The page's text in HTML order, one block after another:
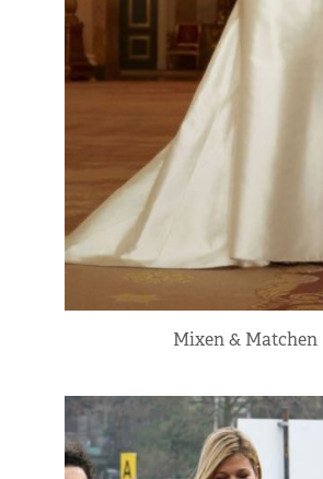
Mixen & Matchen